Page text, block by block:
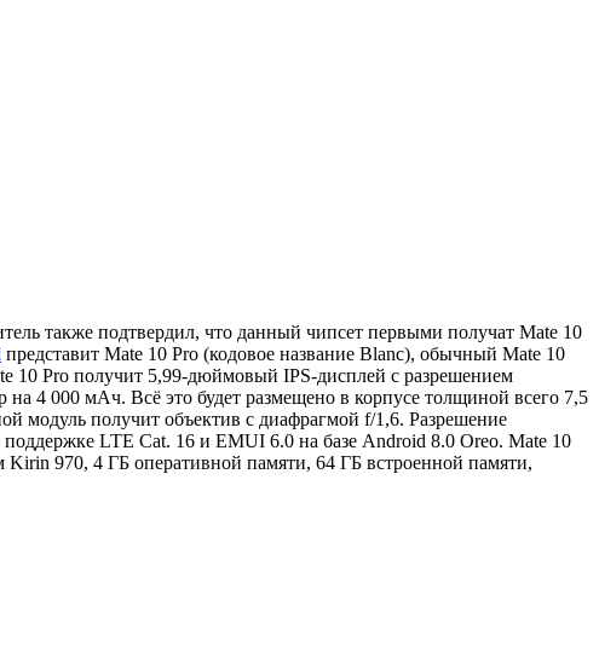
также подтвердил, что данный чипсет первыми получат Mate 10
представит Mate 10 Pro (кодовое название Blanc), обычный Mate 10
10 Pro получит 5,99-дюймовый IPS-дисплей с разрешением
4 000 мАч. Всё это будет размещено в корпусе толщиной всего 7,5
модуль получит объектив с диафрагмой f/1,6. Разрешение
LTE Cat. 16 и EMUI 6.0 на базе Android 8.0 Oreo. Mate 10
970, 4 ГБ оперативной памяти, 64 ГБ встроенной памяти,